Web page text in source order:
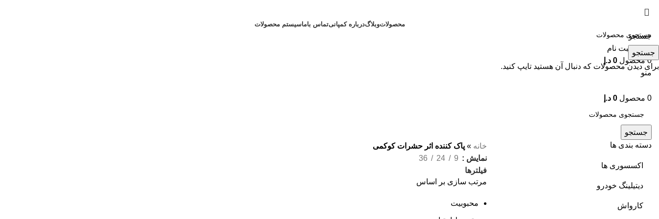
محصولاتوبلاگدرباره کمپانیتماس باماسیستم محصولات
جستجو
ورود / ثبت نام
0 محصول 0 د.إ
منو
0 محصول 0 د.إ
جستجو
دسته بندی ها
اکسسوری ها
دیتیلینگ خودرو
کارواش
خانه » پاک کننده اثر حشرات کوکمی
نمایش
9
24
36
فیلترها
مرتب سازی بر اساس
محبوبیت
جستجو
برای دیدن محصولات که دنبال آن هستید تایپ کنید.